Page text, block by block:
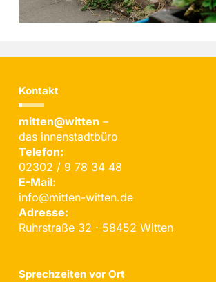
Kontakt
mitten@witten –
das innenstadtbüro
Telefon:
02302 / 9 78 34 48
E-Mail:
info@mitten-witten.de
Adresse:
Ruhrstraße 32 · 58452 Witten
Sprechzeiten vor Ort